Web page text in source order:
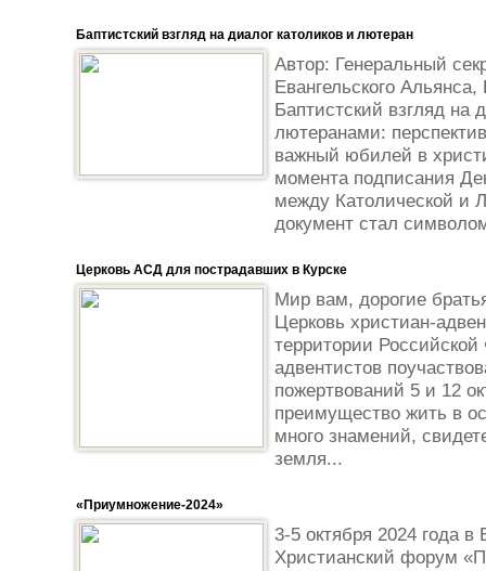
Баптистский взгляд на диалог католиков и лютеран
Автор: Генеральный
Евангельского
Баптистский взгляд на
лютеранами:
важный юбилей в
момента подписания
между Католической и
документ стал
Церковь АСД для пострадавших в Курске
Мир вам, дорогие
Церковь христиан-
территории
адвентистов
пожертвований 5 и 12
преимущество жить в
много знамений,
земля...
«Приумножение-2024»
3-5 октября 2024 года в
Христианский форум